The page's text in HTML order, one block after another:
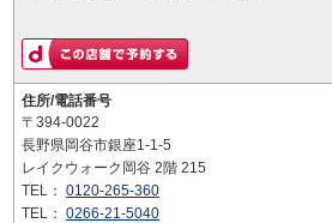
住所/電話番号
〒394-0022
長野県岡谷市銀座1-1-5
レイクウォーク岡谷 2階 215
TEL： 0120-265-360
TEL： 0266-21-5040